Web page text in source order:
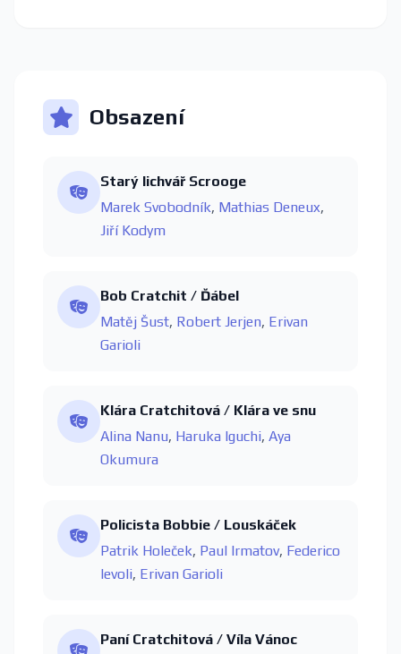
Obsazení
Starý lichvář Scrooge
Marek Svobodník, Mathias Deneux,
Jiří Kodym
Bob Cratchit / Ďábel
Matěj Šust, Robert Jerjen, Erivan
Garioli
Klára Cratchitová / Klára ve snu
Alina Nanu, Haruka Iguchi, Aya
Okumura
Policista Bobbie / Louskáček
Patrik Holeček, Paul Irmatov, Federico
Ievoli, Erivan Garioli
Paní Cratchitová / Víla Vánoc